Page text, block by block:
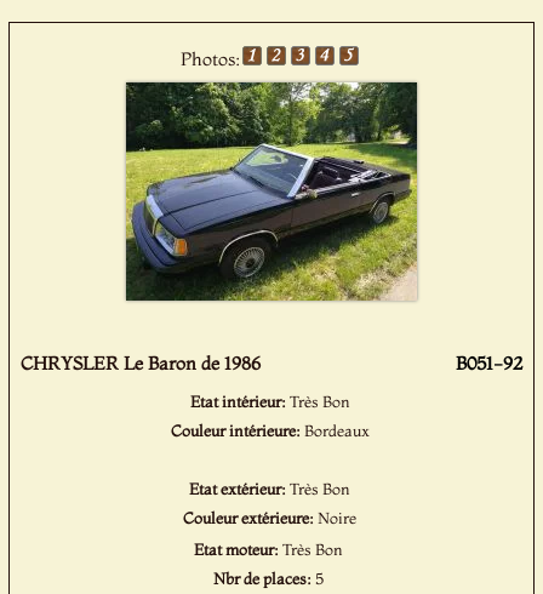
Photos:
CHRYSLER Le Baron de 1986 B051-92
Etat intérieur: Très Bon
Couleur intérieure: Bordeaux
Etat extérieur:Très Bon
Couleur extérieure:Noire
Etat moteur:Très Bon
Nbr de places: 5